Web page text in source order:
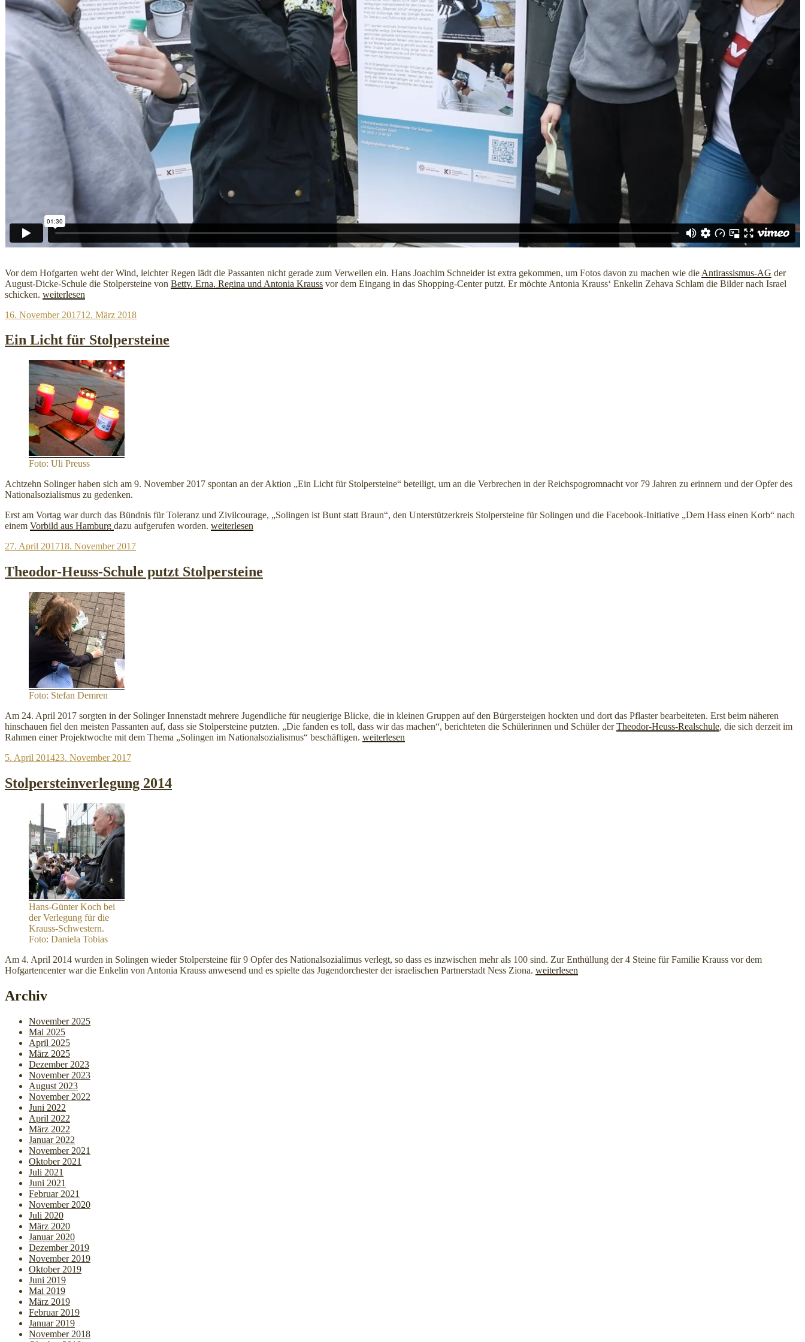
Vor dem Hofgarten weht der Wind, leichter Regen lädt die Passanten nicht gerade zum Verweilen ein. Hans Joachim Schneider ist extra gekommen, um Fotos davon zu machen wie die Antirassismus-AG der
August-Dicke-Schule die Stolpersteine von Betty, Erna, Regina und Antonia Krauss vor dem Eingang in das Shopping-Center putzt. Er möchte Antonia Krauss‘ Enkelin Zehava Schlam die Bilder nach Israel
schicken. „August-
Schule
in
der
Innenstadt“
weiterlesen
Veröffentlicht
16. November 201712. März 2018
Ein Licht für Stolpersteine
Foto: Uli Preuss
Achtzehn Solinger haben sich am 9. November 2017 spontan an der Aktion „Ein Licht für Stolpersteine“ beteiligt, um an die Verbrechen in der Reichspogromnacht vor 79 Jahren zu erinnern und der Opfer des
Nationalsozialismus zu gedenken.
Erst am Vortag war durch das Bündnis für Toleranz und Zivilcourage, „Solingen ist Bunt statt Braun“, den Unterstützerkreis Stolpersteine für Solingen und die Facebook-Initiative „Dem Hass einen Korb“ nach
einem Vorbild aus Hamburg dazu aufgerufen worden. „Ein
weiterlesen
Veröffentlicht
27. April 201718. November 2017
Theodor-Heuss-Schule putzt Stolpersteine
Foto: Stefan Demren
Am 24. April 2017 sorgten in der Solinger Innenstadt mehrere Jugendliche für neugierige Blicke, die in kleinen Gruppen auf den Bürgersteigen hockten und dort das Pflaster bearbeiteten. Erst beim näheren
hinschauen fiel den meisten Passanten auf, dass sie Stolpersteine putzten. „Die fanden es toll, dass wir das machen“, berichteten die Schülerinnen und Schüler derTheodor-Heuss-Realschule, die sich derzeit im
Rahmen einer Projektwoche mit dem Thema „Solingen im Nationalsozialismus“ beschäftigen. „Theodor-
weiterlesen
Veröffentlicht
5. April 201423. November 2017
Stolpersteinverlegung 2014
Hans-Günter Koch bei
der Verlegung für die
Krauss-Schwestern.
Foto: Daniela Tobias
Am 4. April 2014 wurden in Solingen wieder Stolpersteine für 9 Opfer des Nationalsozialimus verlegt, so dass es inzwischen mehr als 100 sind. Zur Enthüllung der 4 Steine für Familie Krauss vor dem
Hofgartencenter war die Enkelin von Antonia Krauss anwesend und es spielte das Jugendorchester der israelischen Partnerstadt Ness Ziona. „Stolpersteinverlegung
weiterlesen
Archiv
November 2025
Mai 2025
April 2025
März 2025
Dezember 2023
November 2023
August 2023
November 2022
Juni 2022
April 2022
März 2022
Januar 2022
November 2021
Oktober 2021
Juli 2021
Juni 2021
Februar 2021
November 2020
Juli 2020
März 2020
Januar 2020
Dezember 2019
November 2019
Oktober 2019
Juni 2019
Mai 2019
März 2019
Februar 2019
Januar 2019
November 2018